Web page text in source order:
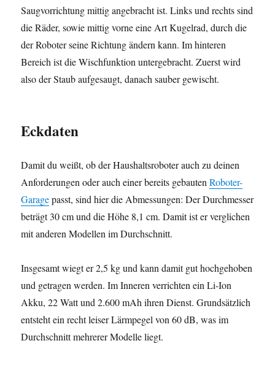
Saugvorrichtung mittig angebracht ist. Links und rechts sind
die Räder, sowie mittig vorne eine Art Kugelrad, durch die
der Roboter seine Richtung ändern kann. Im hinteren
Bereich ist die Wischfunktion untergebracht. Zuerst wird
also der Staub aufgesaugt, danach sauber gewischt.
Eckdaten
Damit du weißt, ob der Haushaltsroboter auch zu deinen
Anforderungen oder auch einer bereits gebautenRoboter-
Garagepasst, sind hier die Abmessungen: Der Durchmesser
beträgt 30 cm und die Höhe 8,1 cm. Damit ist er verglichen
mit anderen Modellen im Durchschnitt.
Insgesamt wiegt er 2,5 kg und kann damit gut hochgehoben
und getragen werden. Im Inneren verrichten ein Li-Ion
Akku, 22 Watt und 2.600 mAh ihren Dienst. Grundsätzlich
entsteht ein recht leiser Lärmpegel von 60 dB, was im
Durchschnitt mehrerer Modelle liegt.